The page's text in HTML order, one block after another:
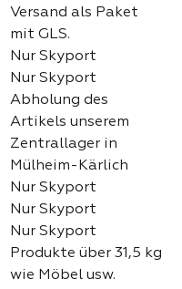
Versand als Paket
mit GLS.
Nur Skyport
Nur Skyport
Abholung des
Artikels unserem
Zentrallager in
Mülheim-Kärlich
Nur Skyport
Nur Skyport
Nur Skyport
Produkte über 31,5 kg
wie Möbel usw.